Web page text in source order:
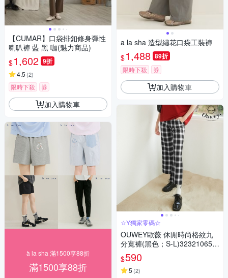
【CUMAR】口袋排釦修身彈性
喇叭褲 藍 黑 咖(魅力商品)
$1,602 9折
4.5 (2)
限時下殺 券
加入購物車
à la sha 滿1500享88折
滿1500享88折
a la sha 造型繡花口袋工裝褲
$1,488 89折
限時下殺 券
加入購物車
☆Y獨家零碼☆
OUWEY歐薇 休閒時尚格紋九
分寬褲(黑色；S-L)323210650
$590
5 (2)